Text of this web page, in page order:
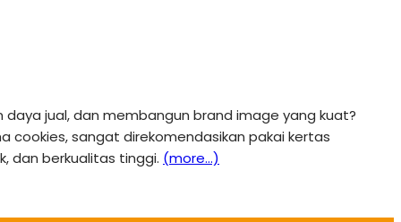
jual, dan membangun brand image yang kuat?
cookies, sangat direkomendasikan pakai kertas
dan berkualitas tinggi. (more…)